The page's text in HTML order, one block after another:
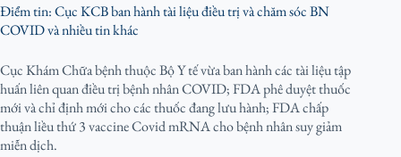
p
h
n
n
ộ
i
d
Điểm tin: Cục KCB ban hành tài liệu điều trị và chăm sóc BN
COVID và nhiều tin khác
Cục Khám Chữa bệnh thuộc Bộ Y tế vừa ban hành các tài liệu tập
huấn liên quan điều trị bệnh nhân COVID; FDA phê duyệt thuốc
mới và chỉ định mới cho các thuốc đang lưu hành; FDA chấp
thuận liều thứ 3 vaccine Covid mRNA cho bệnh nhân suy giảm
miễn dịch.